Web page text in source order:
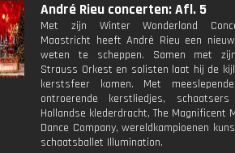
André Rieu concerten: Afl. 5
Met zijn Winter Wonderland
Maastricht heeft André Rieu een
weten te scheppen. Samen met
Strauss Orkest en solisten laat hij de
kerstsfeer komen. Met
ontroerende kerstliedjes,
Hollandse klederdracht, The Magnificent
Dance Company, wereldkampioenen
schaatsballet Illumination.